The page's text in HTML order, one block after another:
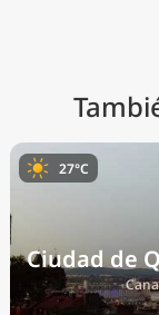
Ciudad de
🇨🇦
27°C